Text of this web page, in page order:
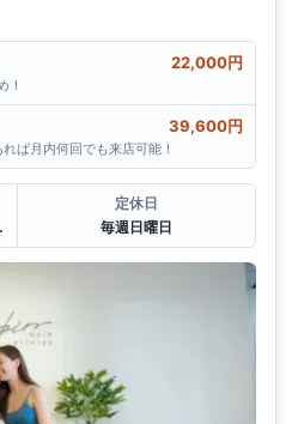
22,000円
！
39,600円
ば月内何回でも来店可能！
20:00
定休日
毎週日曜日